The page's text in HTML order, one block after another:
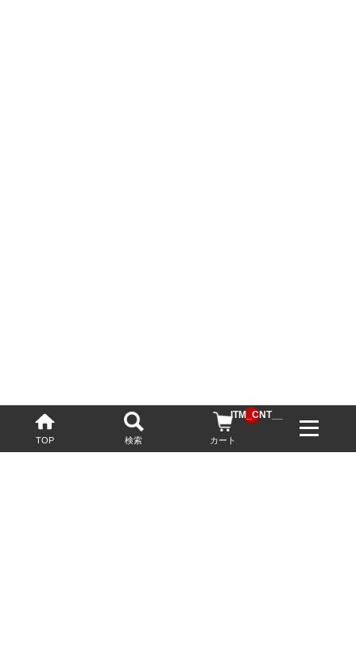
TOP 検索 カート
__ITM_CNT__